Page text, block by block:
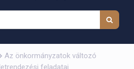
Az önkormányzatok változó
feladatai